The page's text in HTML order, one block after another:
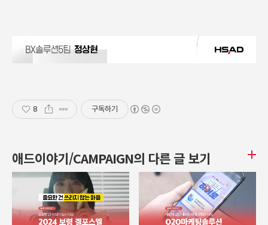
8 구독하기
애드이야기/CAMPAIGN의 다른 글 보기